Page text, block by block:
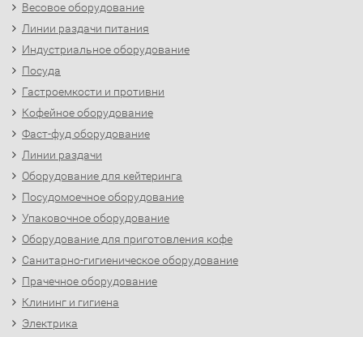
Весовое оборудование
Линии раздачи питания
Индустриальное оборудование
Посуда
Гастроемкости и противни
Кофейное оборудование
Фаст-фуд оборудование
Линии раздачи
Оборудование для кейтеринга
Посудомоечное оборудование
Упаковочное оборудование
Оборудование для приготовления кофе
Санитарно-гигиеническое оборудование
Прачечное оборудование
Клининг и гигиена
Электрика